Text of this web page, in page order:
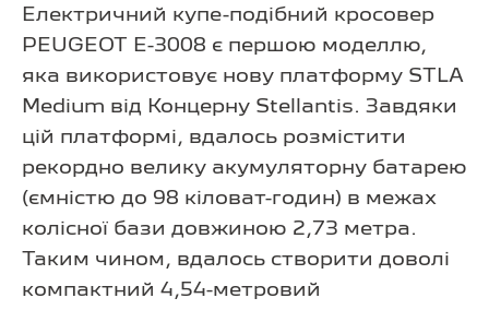
Електричний купе-подібний кросовер
PEUGEOT E-3008 є першою моделлю,
яка використовує нову платформу STLA
Medium від Концерну Stellantis. Завдяки
цій платформі, вдалось розмістити
рекордно велику акумуляторну батарею
(ємністю до 98 кіловат-годин) в межах
колісної бази довжиною 2,73 метра.
Таким чином, вдалось створити доволі
компактний 4,54-метровий